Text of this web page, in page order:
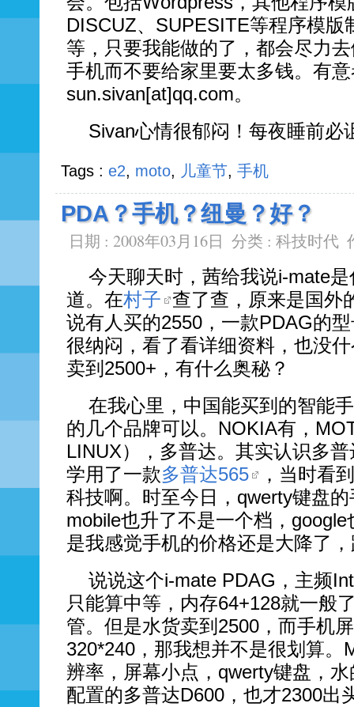
DISCUZ、SUPESITE等程序模版
等，只要我能做的了，都会尽力
手机而不要给家里要太多钱。有
sun.sivan[at]qq.com。
Sivan心情很郁闷！每夜睡前必
Tags : e2, moto, 儿童节, 手机
PDA？手机？纽曼？好？
日期 : 2008年03月16日 分类 : 科技时代
今天聊天时，茜给我说i-mate
道。在村子 查了查，原来是国外
说有人买的2550，一款PDAG的
很纳闷，看了看详细资料，也没
卖到2500+，有什么奥秘？
在我心里，中国能买到的智能
的几个品牌可以。NOKIA有，
LINUX），多普达。其实认识多
学用了一款多普达565
，当时看
科技啊。时至今日，qwerty键盘
mobile也升了不是一个档，
是我感觉手机的价格还是大降了
说说这个i-mate PDAG，主频
只能算中等，内存64+128就一般
管。但是水货卖到2500，而手机
320*240，那我想并不是很划算。
辨率，屏幕小点，qwerty键盘，
配置的多普达D600，也才2300出